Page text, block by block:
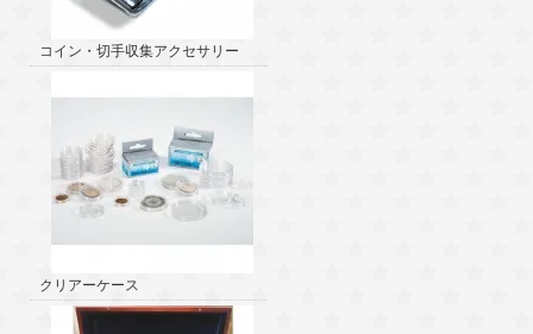
コイン・切手収集アクセサリー
クリアーケース